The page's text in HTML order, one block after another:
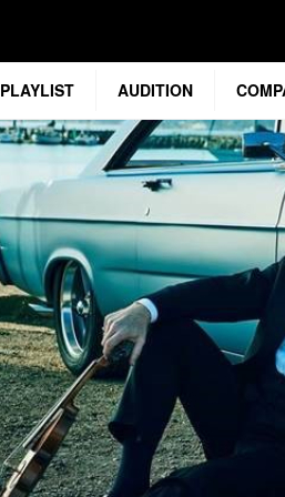
PLAYLIST AUDITION